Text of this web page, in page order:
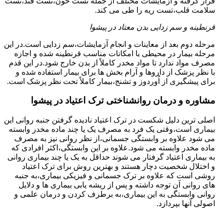
سلامت قلب،تست ریه را طی می کند.
قرنطینه و سم زدایی بدن معتاد در پیشوا
مرحله دوم بعد از معاینات و انجام آزمایشات،سم زدایی است.در این
مرحله بیمار در محیطی با امکانات مناسب قرنطینه شده و اجازه
مصرف مواد ندارد تا مواد مخدر کاملاً از بدن خارج شود.در این قدم
با نظر پزشک از داروها و آرام بخش ها برای بیمار استفاده شده و
برای پیشگیری از اُوردوز و تشنج،بیمار کاملاً تحت نظر پزشک است.
مشاوره و درمان روانشناختی ترک اعتیاد در پیشوا
اصلی ترین دلیل شکست در ترک اعتیاد نادیده گرفتن جنبه روانی این
بیماری است،وقتی یک فرد به مصرف یک یا چند ماده مخدر وابسته
می شود علاوه بر وابستگی جسمانی،از نظر روانی نیز به مصرف
ماده مخدر وابسته می شود.علاوه بر این وابستگی،اکثر افرادی که
به بیماری اعتیاد گرفتار می شوند حداقل به یک یا چند بیماری روانی
و اختلال شخصیت دچار هستند و بهترین روش برای ترک اعتیاد
روشی است که علاوه بر ترک جسمانی و فیزیکی بیماری،به جنبه
های روانی آن توجه داشته و پس از ریشه یابی بیماری ها و دلایل
روانی وابستگی به این بیماری،به برطرف کردن و درمان علمی و
اصولی آنها بپردازد.